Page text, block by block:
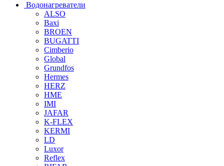
Водонагреватели
ALSO
Baxi
BROEN
BUGATTI
Cimberio
Global
Grundfos
Hermes
HERZ
HME
IMI
JAFAR
K-FLEX
KERMI
LD
Luxor
Reflex